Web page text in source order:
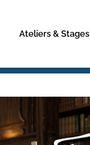
Ateliers & Stages